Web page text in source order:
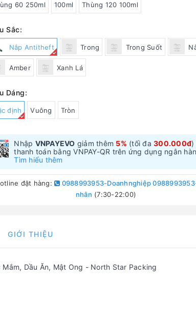
60 250ml 100ml Thùng 120 100ml
Sắc:
Nắp Antitheft Trong Trong Suốt
Amber Xanh Lá
Dáng:
định Vuông Tròn
Nhập VNPAYEVO giảm thêm 5% (tối đa300.000đ)
thanh toán bằng VNPAY-QR trên ứng dụng ngân
Tìm hiểu thêm
đặt hàng:
0988993953-Doanhnghiệp
nhân (7:30-22:00)
GIỚI THIỆU
Dầu Ăn, Mật Ong - North Star Packing